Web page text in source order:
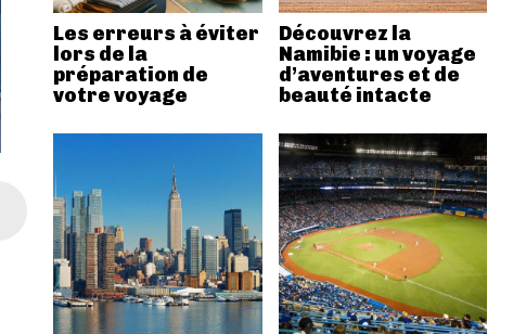
Les erreurs à éviter
lors de la
préparation de
votre voyage
Découvrez la
Namibie : un voyage
d’aventures et de
beauté intacte